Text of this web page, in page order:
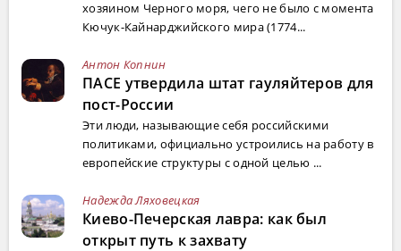
хозяином Черного моря, чего не было с момента
Кючук-Кайнарджийского мира (1774...
Антон Копнин
ПАСЕ утвердила штат гауляйтеров для
пост-России
Эти люди, называющие себя российскими
политиками, официально устроились на работу в
европейские структуры с одной целью ...
Надежда Ляховецкая
Киево-Печерская лавра: как был
открыт путь к захвату